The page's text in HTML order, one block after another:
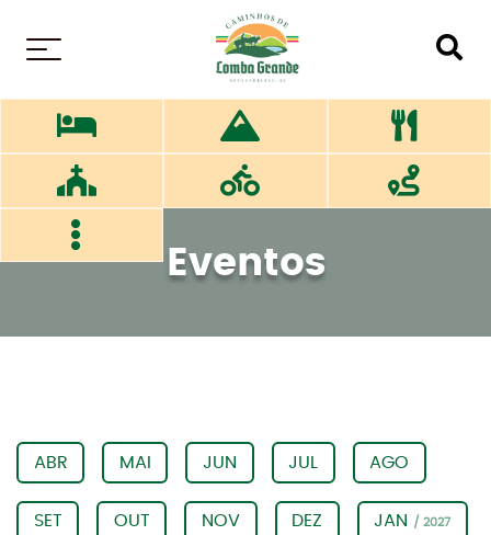
Eventos
ABR MAI JUN JUL AGO
SET OUT NOV DEZ JAN / 2027